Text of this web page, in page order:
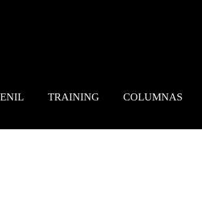
TRAINING COLUMNAS